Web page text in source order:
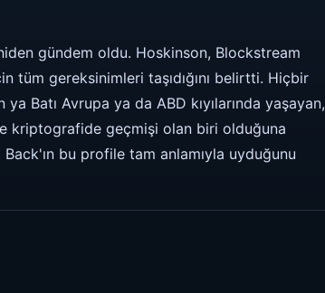
gündem oldu. Hoskinson, Blockstream
tüm gereksinimleri taşıdığını belirtti. Hiçbir
Batı Avrupa ya da ABD kıyılarında yaşayan,
kriptografide geçmişi olan biri olduğuna
Back'ın bu profile tam anlamıyla uyduğunu